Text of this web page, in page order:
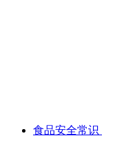
食品安全常识